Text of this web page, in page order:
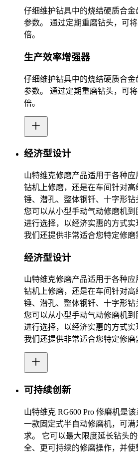
仔细维护钻具中的烧结硬质合
参数。 通过定期重磨钻头，可
倍。
生产效率增强器
仔细维护钻具中的烧结硬质合
参数。 通过定期重磨钻头，可
倍。
经济型设计
山特维克修磨产品适用于各种
钻机上修磨，还是在车间针对
锤、潜孔、整体钢钎、十字形钻
您可以从小型手动气动修磨机
进行选择，以经济实惠的方式实
我们还提供非常适合您特定修磨
经济型设计
山特维克修磨产品适用于各种
钻机上修磨，还是在车间针对
锤、潜孔、整体钢钎、十字形钻
您可以从小型手动气动修磨机
进行选择，以经济实惠的方式实
我们还提供非常适合您特定修磨
可持续创新
山特维克 RG600 Pro 修磨机是
一款固定式半自动修磨机，可
求。 它可以最大限度延长钻头
全、更可持续的修磨操作，并使